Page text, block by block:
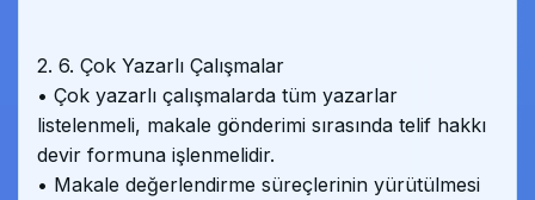
2. 6. Çok Yazarlı Çalışmalar
• Çok yazarlı çalışmalarda tüm yazarlar
listelenmeli, makale gönderimi sırasında telif hakkı
devir formuna işlenmelidir.
• Makale değerlendirme süreçlerinin yürütülmesi